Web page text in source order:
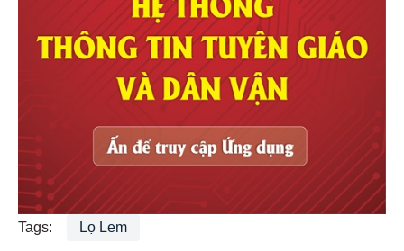
Tags: Lọ Lem